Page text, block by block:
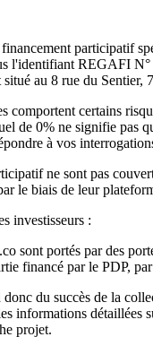
participatif
l'identifiant REGAFI
au 8 rue du
certains
de 0% ne signifie pas
à vos
ne sont pas
le biais de leur
investisseurs :
sont portés par des
financé par le PDP,
du succès de la
informations détaillées
projet.